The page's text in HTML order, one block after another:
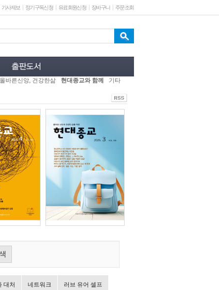
기사제보 정기구독신청 유료회원신청 장바구니 주문조회
올바른신앙, 건강한삶 현대종교와 함께
기타
대처 네트워크 러브 유어 셀프